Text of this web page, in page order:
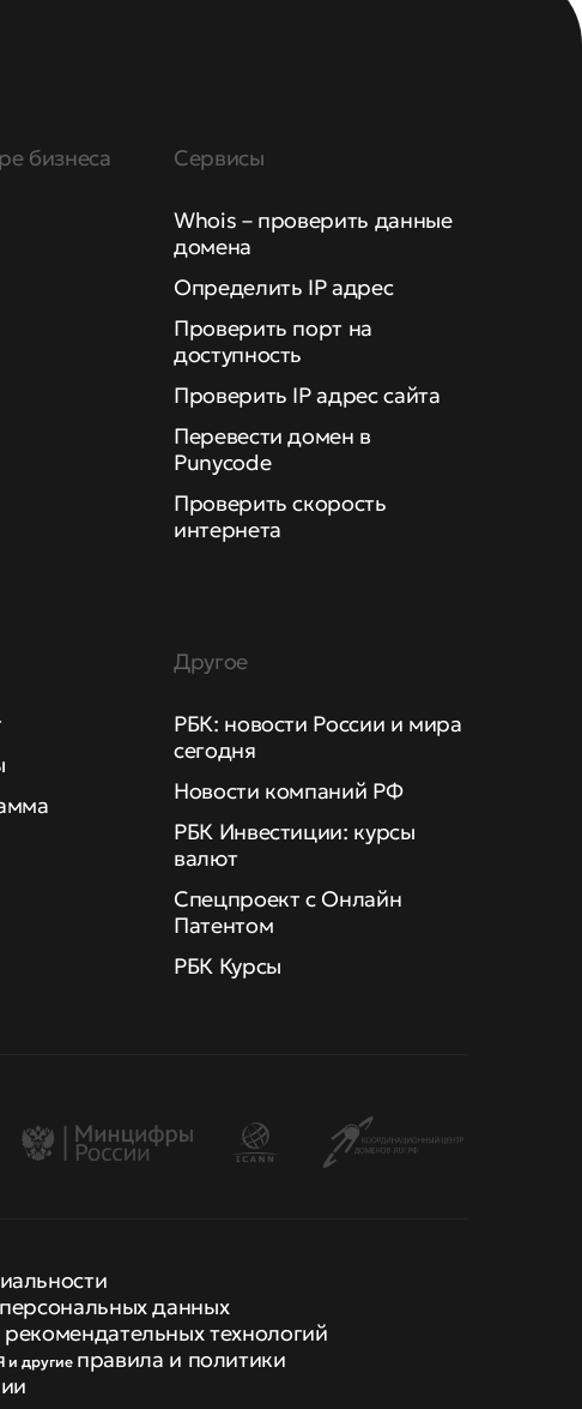
бизнеса Сервисы
Whois – проверить данные
домена
Определить IP адрес
Проверить порт на
доступность
Проверить IP адрес сайта
Перевести домен в
Punycode
Проверить скорость
интернета
Другое
РБК: новости России и мира
сегодня
Новости компаний РФ
РБК Инвестиции: курсы
валют
Спецпроект с Онлайн
Патентом
РБК Курсы
данных
технологий
и другие правила и политики